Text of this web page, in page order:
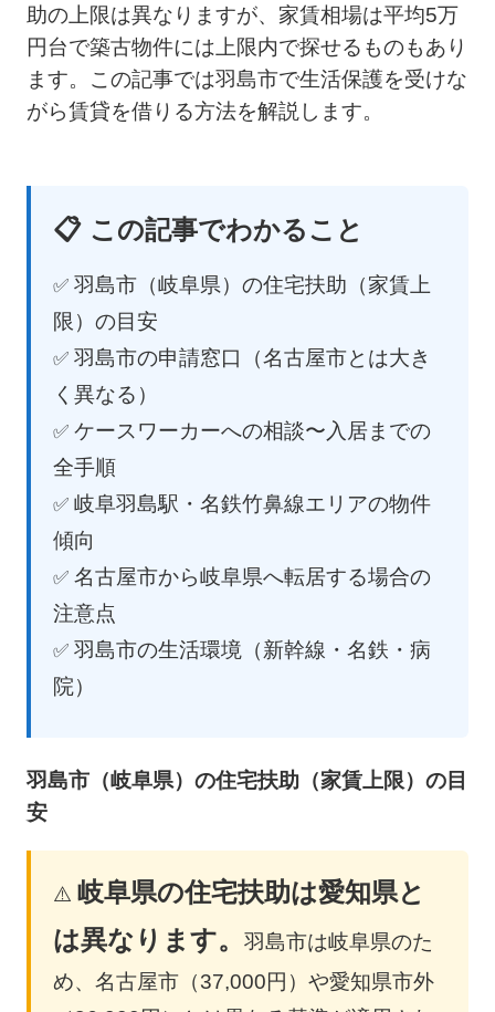
助の上限は異なりますが、家賃相場は平均5万
円台で築古物件には上限内で探せるものもあり
ます。この記事では羽島市で生活保護を受けな
がら賃貸を借りる方法を解説します。
📋 この記事でわかること
羽島市（岐阜県）の住宅扶助（家賃上
限）の目安
羽島市の申請窓口（名古屋市とは大き
く異なる）
ケースワーカーへの相談〜入居までの
全手順
岐阜羽島駅・名鉄竹鼻線エリアの物件
傾向
名古屋市から岐阜県へ転居する場合の
注意点
羽島市の生活環境（新幹線・名鉄・病
院）
羽島市（岐阜県）の住宅扶助（家賃上限）の目
安
⚠️岐阜県の住宅扶助は愛知県と
は異なります。羽島市は岐阜県のた
め、名古屋市（37,000円）や愛知県市外